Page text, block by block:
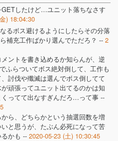
したけど…ユニット落ちなさす
) 18:04:30
るボス避けるようにしたらその分落
補充工作ばかり選んでただろ？ -- 2
ントを書き込めるか知らんが、逆
ふらついてボス絶対倒して、工作も
討伐や殲滅は選んでボス倒してて
頑張ってユニット出てるのかは知
ってて出なすぎんだろ…って事 --
ら、どちらかという抽選回数を増
と思うが、たぶん必死になって苦
かも -- 2020-05-23 (土) 10:30:45